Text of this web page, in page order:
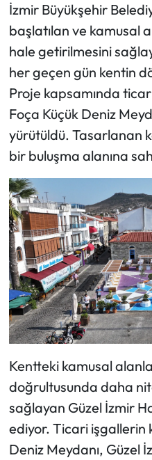
İzmir Büyükşehir
başlatılan ve kamusal
hale getirilmesini
her geçen gün kentin
Proje kapsamında
Foça Küçük Deniz
yürütüldü. Tasarlanan
bir buluşma alanına
Kentteki kamusal
doğrultusunda daha
sağlayan Güzel İzmir
ediyor. Ticari işgallerin
Deniz Meydanı, Güzel